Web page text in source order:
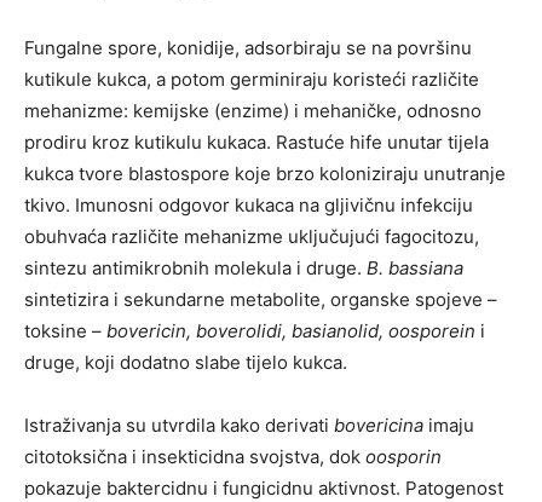
Fungalne spore, konidije, adsorbiraju se na površinu
kutikule kukca, a potom germiniraju koristeći različite
mehanizme: kemijske (enzime) i mehaničke, odnosno
prodiru kroz kutikulu kukaca. Rastuće hife unutar tijela
kukca tvore blastospore koje brzo koloniziraju unutranje
tkivo. Imunosni odgovor kukaca na gljivičnu infekciju
obuhvaća različite mehanizme uključujući fagocitozu,
sintezu antimikrobnih molekula i druge. B. bassiana
sintetizira i sekundarne metabolite, organske spojeve –
toksine – bovericin, boverolidi, basianolid, oosporein i
druge, koji dodatno slabe tijelo kukca.
Istraživanja su utvrdila kako derivati bovericina imaju
citotoksična i insekticidna svojstva, dok oosporin
pokazuje baktercidnu i fungicidnu aktivnost. Patogenost